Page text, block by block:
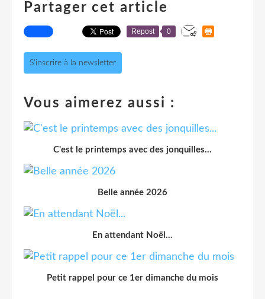
Partager cet article
Repost 0
S'inscrire à la newsletter
Vous aimerez aussi :
C'est le printemps avec des jonquilles...
Belle année 2026
En attendant Noël...
Petit rappel pour ce 1er dimanche du mois